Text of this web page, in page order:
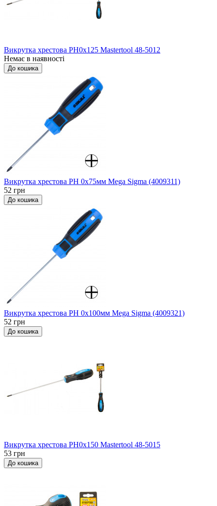
Викрутка хрестова РН0x125 Mastertool 48-5012
Немає в наявності
До кошика
Викрутка хрестова PH 0x75мм Мega Sigma (4009311)
52 грн
До кошика
Викрутка хрестова PH 0x100мм Мega Sigma (4009321)
52 грн
До кошика
Викрутка хрестова РН0x150 Mastertool 48-5015
53 грн
До кошика